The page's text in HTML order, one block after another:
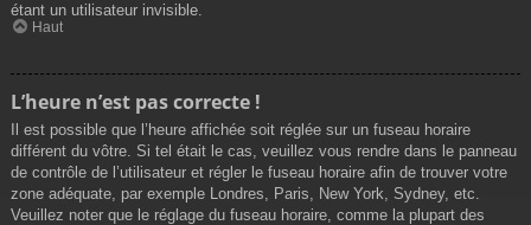
étant un utilisateur invisible.
Haut
L’heure n’est pas correcte !
Il est possible que l’heure affichée soit réglée sur un fuseau horaire
différent du vôtre. Si tel était le cas, veuillez vous rendre dans le panneau
de contrôle de l’utilisateur et régler le fuseau horaire afin de trouver votre
zone adéquate, par exemple Londres, Paris, New York, Sydney, etc.
Veuillez noter que le réglage du fuseau horaire, comme la plupart des